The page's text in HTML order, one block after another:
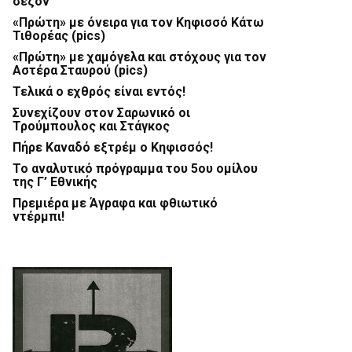
«Πρώτη» με όνειρα για τον Κηφισσό Κάτω
Τιθορέας (pics)
«Πρώτη» με χαμόγελα και στόχους για τον
Αστέρα Σταυρού (pics)
Τελικά ο εχθρός είναι εντός!
Συνεχίζουν στον Σαρωνικό οι
Τρούμπουλος και Στάγκος
Πήρε Καναδό εξτρέμ ο Κηφισσός!
Το αναλυτικό πρόγραμμα του 5ου ομίλου
της Γ’ Εθνικής
Πρεμιέρα με Άγραφα και φθιωτικό
ντέρμπι!